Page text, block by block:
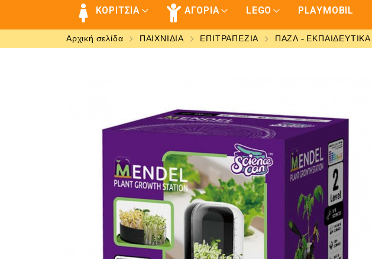
ΚΟΡΙΤΣΙΑ ΑΓΟΡΙΑ LEGO PLAYMOBIL
Αρχική σελίδα ΠΑΙΧΝΙΔΙΑ ΕΠΙΤΡΑΠΕΖΙΑ ΠΑΖΛ - ΕΚΠΑΙΔΕΥΤΙΚΑ